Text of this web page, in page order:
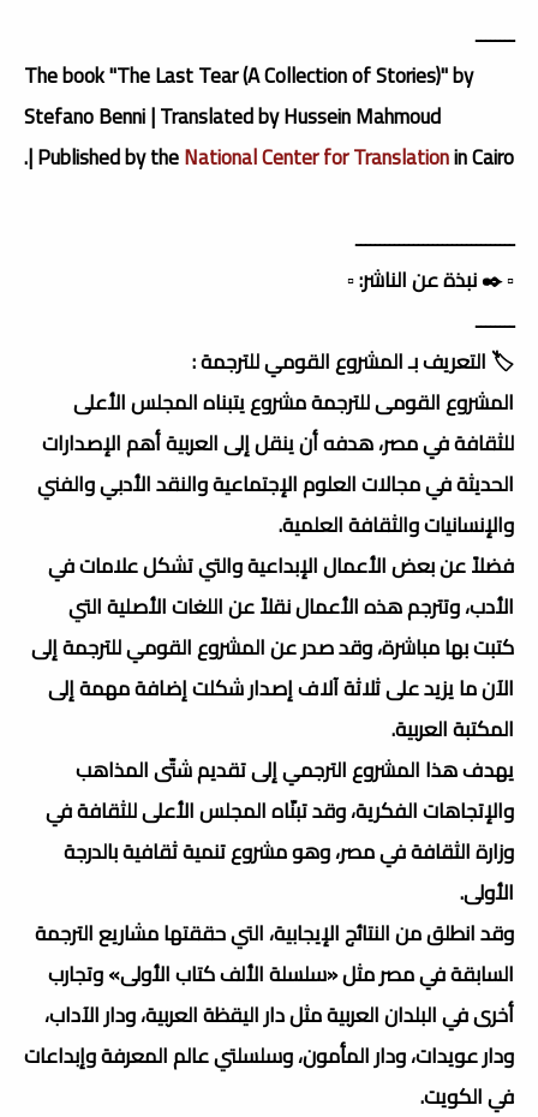
ــــــــ
The book "The Last Tear (A Collection of Stories)" by
Stefano Benni | Translated by Hussein Mahmoud
|Published by theNational Center for Translationin Cairo
.
ـــــــــــــــــــــــــــــــــ
▫️ ✒️ نبذة عن الناشر: ▫️
ــــــــ
🏷️ التعريف بـ المشروع القومي للترجمة :
المشروع القومى للترجمة مشروع يتبناه المجلس الأعلى
للثقافة في مصر، هدفه أن ينقل إلى العربية أهم الإصدارات
الحديثة في مجالات العلوم الإجتماعية والنقد الأدبي والفني
والإنسانيات والثقافة العلمية.
فضلاً عن بعض الأعمال الإبداعية والتي تشكل علامات في
الأدب، وتترجم هذه الأعمال نقلاً عن اللغات الأصلية التي
كتبت بها مباشرة، وقد صدر عن المشروع القومي للترجمة إلى
الآن ما يزيد على ثلاثة آلاف إصدار شكلت إضافة مهمة إلى
المكتبة العربية.
يهدف هذا المشروع الترجمي إلى تقديم شتّى المذاهب
والإتجاهات الفكرية، وقد تبنّاه المجلس الأعلى للثقافة في
وزارة الثقافة في مصر، وهو مشروع تنمية ثقافية بالدرجة
الأولى.
وقد انطلق من النتائج الإيجابية، التي حققتها مشاريع الترجمة
السابقة في مصر مثل «سلسلة الألف كتاب الأولى» وتجارب
أخرى في البلدان العربية مثل دار اليقظة العربية، ودار الآداب،
ودار عويدات، ودار المأمون، وسلسلتي عالم المعرفة وإبداعات
في الكويت.